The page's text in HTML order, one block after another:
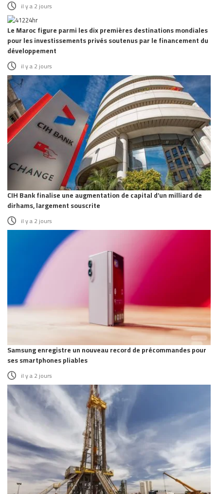
il y a 2 jours
Le Maroc figure parmi les dix premières destinations mondiales
pour les investissements privés soutenus par le financement du
développement
il y a 2 jours
CIH Bank finalise une augmentation de capital d’un milliard de
dirhams, largement souscrite
il y a 2 jours
Samsung enregistre un nouveau record de précommandes pour
ses smartphones pliables
il y a 2 jours